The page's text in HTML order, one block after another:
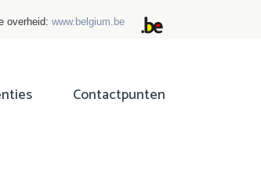
overheid: www.belgium.be
Contactpunten